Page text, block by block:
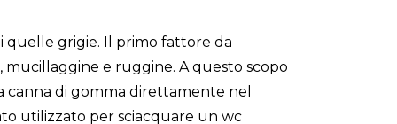
quelle grigie. Il primo fattore da
e ruggine. A questo scopo
di gomma direttamente nel
utilizzato per sciacquare un wc